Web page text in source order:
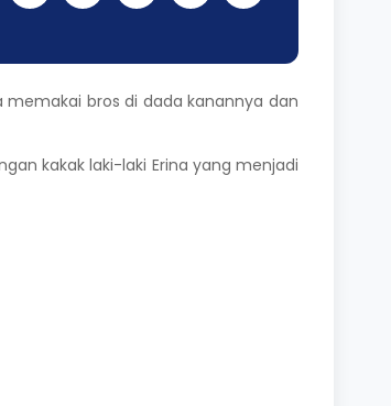
memakai bros di dada kanannya dan
kakak laki-laki Erina yang menjadi